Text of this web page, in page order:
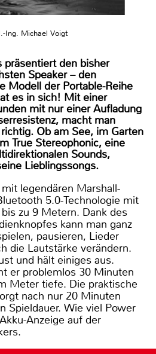
Ing. Michael Voigt
präsentiert den bisher
Speaker – den
Modell der Portable-Reihe
es in sich! Mit einer
mit nur einer Aufladung
macht man
Ob am See, im Garten
True Stereophonic, eine
Sounds,
Lieblingssongs.
legendären Marshall-
5.0-Technologie mit
zu 9 Metern. Dank des
kann man ganz
pausieren, Lieder
die Lautstärke verändern.
und hält einiges aus.
er problemlos 30 Minuten
Meter tiefe. Die praktische
nach nur 20 Minuten
Spieldauer. Wie viel Power
Anzeige auf der